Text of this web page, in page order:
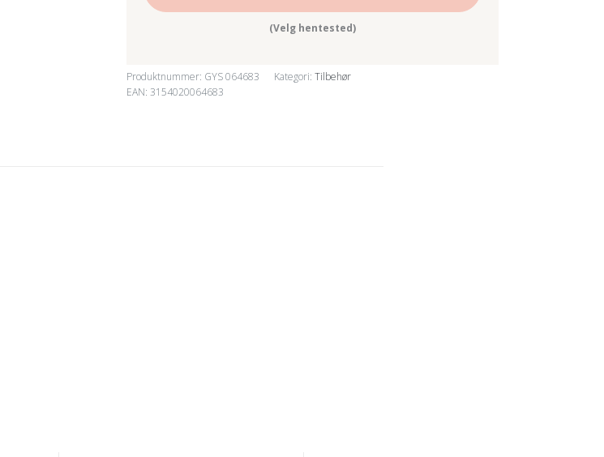
(Velg hentested)
Produktnummer: GYS 064683 Kategori: Tilbehør
EAN: 3154020064683